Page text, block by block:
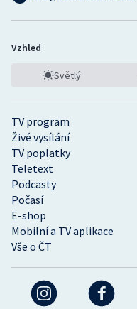
TV program
Živé vysílání
TV poplatky
Teletext
Podcasty
Počasí
E-shop
Mobilní a TV aplikace
Vše o ČT
Vzhled
Světlý